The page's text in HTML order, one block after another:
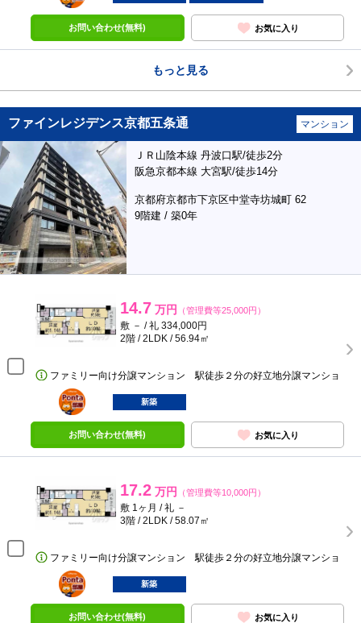
お問い合わせ(無料) お気に入り
もっと見る
ファインレジデンス京都五条通 マンション
ＪＲ山陰本線 丹波口駅/徒歩2分
阪急京都本線 大宮駅/徒歩14分
京都府京都市下京区中堂寺坊城町 62
9階建 / 築0年
14.7 万円 （管理費等25,000円）
敷 － / 礼 334,000円
2階 / 2LDK / 56.94㎡
ファミリー向け分譲マンション 駅徒歩２分の好立地分譲マンショ
ポンタ
部屋
新築
お問い合わせ(無料) お気に入り
17.2 万円 （管理費等10,000円）
敷 1ヶ月 / 礼 －
3階 / 2LDK / 58.07㎡
ファミリー向け分譲マンション 駅徒歩２分の好立地分譲マンショ
ポンタ
部屋
新築
お問い合わせ(無料) お気に入り